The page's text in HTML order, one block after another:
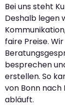
Bei uns steht
Deshalb legen
faire Preise.
besprechen
erstellen. So
von Bonn
abläuft.